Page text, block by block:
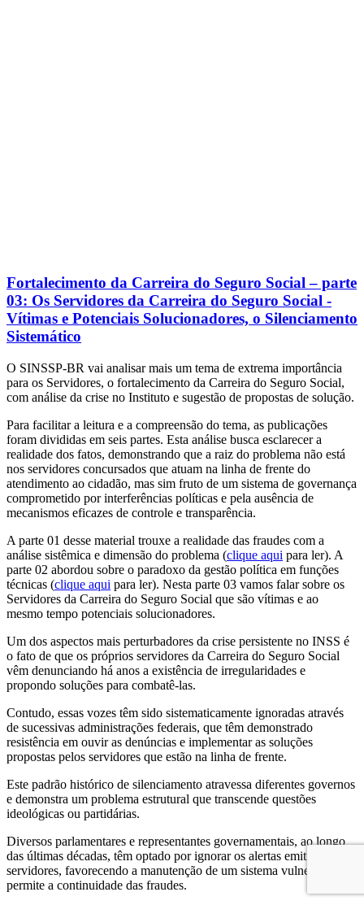
Fortalecimento da Carreira do Seguro Social – parte
03: Os Servidores da Carreira do Seguro Social -
Vítimas e Potenciais Solucionadores, o Silenciamento
Sistemático
O SINSSP-BR vai analisar mais um tema de extrema importância
para os Servidores, o fortalecimento da Carreira do Seguro Social,
com análise da crise no Instituto e sugestão de propostas de solução.
Para facilitar a leitura e a compreensão do tema, as publicações
foram divididas em seis partes. Esta análise busca esclarecer a
realidade dos fatos, demonstrando que a raiz do problema não está
nos servidores concursados que atuam na linha de frente do
atendimento ao cidadão, mas sim fruto de um sistema de governança
comprometido por interferências políticas e pela ausência de
mecanismos eficazes de controle e transparência.
A parte 01 desse material trouxe a realidade das fraudes com a
análise sistêmica e dimensão do problema (clique aqui para ler). A
parte 02 abordou sobre o paradoxo da gestão política em funções
técnicas (clique aqui para ler). Nesta parte 03 vamos falar sobre os
Servidores da Carreira do Seguro Social que são vítimas e ao
mesmo tempo potenciais solucionadores.
Um dos aspectos mais perturbadores da crise persistente no INSS é
o fato de que os próprios servidores da Carreira do Seguro Social
vêm denunciando há anos a existência de irregularidades e
propondo soluções para combatê-las.
Contudo, essas vozes têm sido sistematicamente ignoradas através
de sucessivas administrações federais, que têm demonstrado
resistência em ouvir as denúncias e implementar as soluções
propostas pelos servidores que estão na linha de frente.
Este padrão histórico de silenciamento atravessa diferentes governos
e demonstra um problema estrutural que transcende questões
ideológicas ou partidárias.
Diversos parlamentares e representantes governamentais, ao longo
das últimas décadas, têm optado por ignorar os alertas emitidos pelos
servidores, favorecendo a manutenção de um sistema vulnerável que
permite a continuidade das fraudes.